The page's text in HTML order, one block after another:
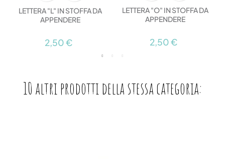
LETTERA "L" IN STOFFA DA
APPENDERE
2,50 €
LETTERA "O" IN STOFFA DA
APPENDERE
2,50 €
10 altri prodotti della stessa categoria: